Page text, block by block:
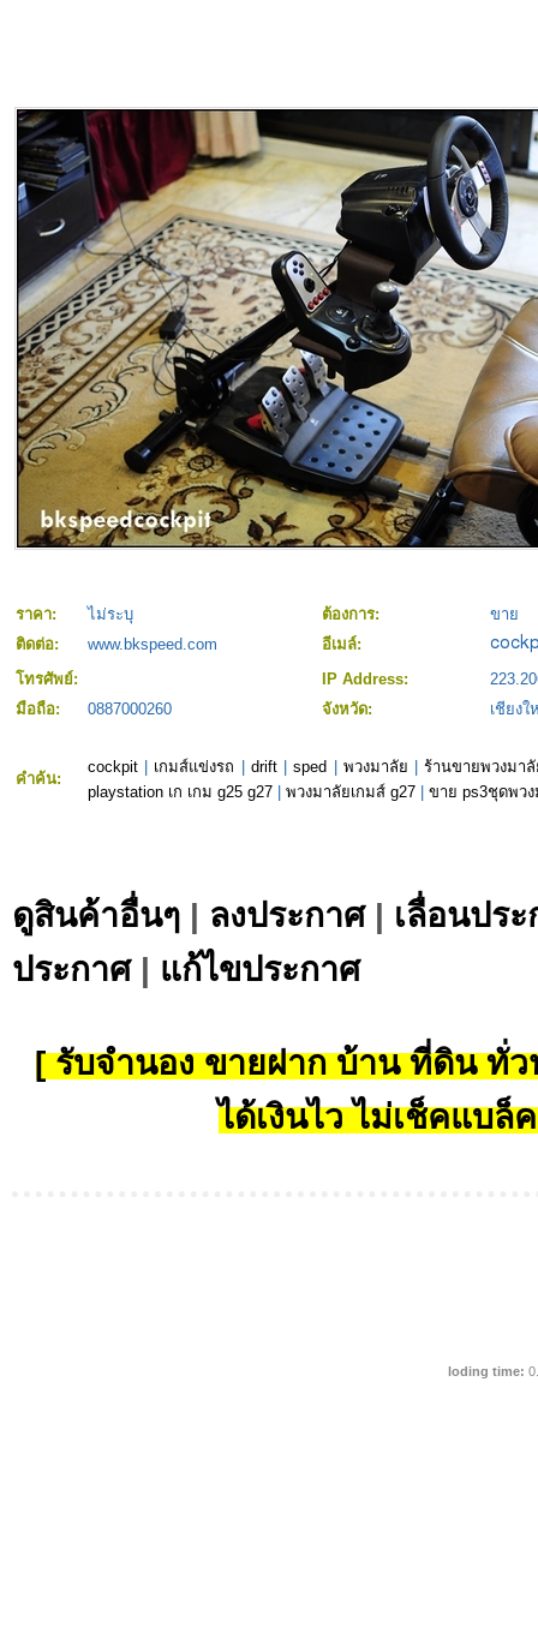
ราคา: ไม่ระบุ ต้องการ:
ขาย
ติดต่อ:
www.bkspeed.com
อีเมล์:
โทรศัพย์:
IP Address:
มือถือ:
0887000260 จังหวัด: เชียงใ
คำค้น:
cockpit เกมส์แข่งรถ drift|sped พวงมาลัย |ร้านขายพวงมา
playstation เก เกม g25 g27
พวงมาลัยเกมส์ g27 ขาย ps3ชุดพว
ดูสินค้าอื่นๆ | ลงประกาศ| เลื่อนปร
ประกาศ| แก้ไขประกาศ
[ รับจำนอง ขายฝาก บ้าน ที่ดิน ทั่ว
ได้เงินไว ไม่เช็คแบล็
loding time: